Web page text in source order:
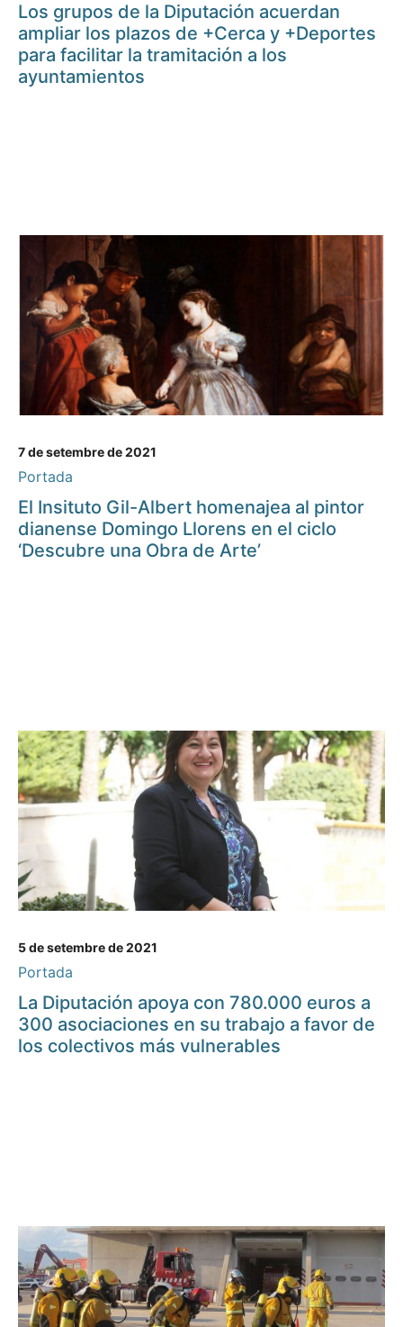
Los grupos de la Diputación acuerdan
ampliar los plazos de +Cerca y +Deportes
para facilitar la tramitación a los
ayuntamientos
7 de setembre de 2021
Portada
El Insituto Gil-Albert homenajea al pintor
dianense Domingo Llorens en el ciclo
‘Descubre una Obra de Arte’
5 de setembre de 2021
Portada
La Diputación apoya con 780.000 euros a
300 asociaciones en su trabajo a favor de
los colectivos más vulnerables